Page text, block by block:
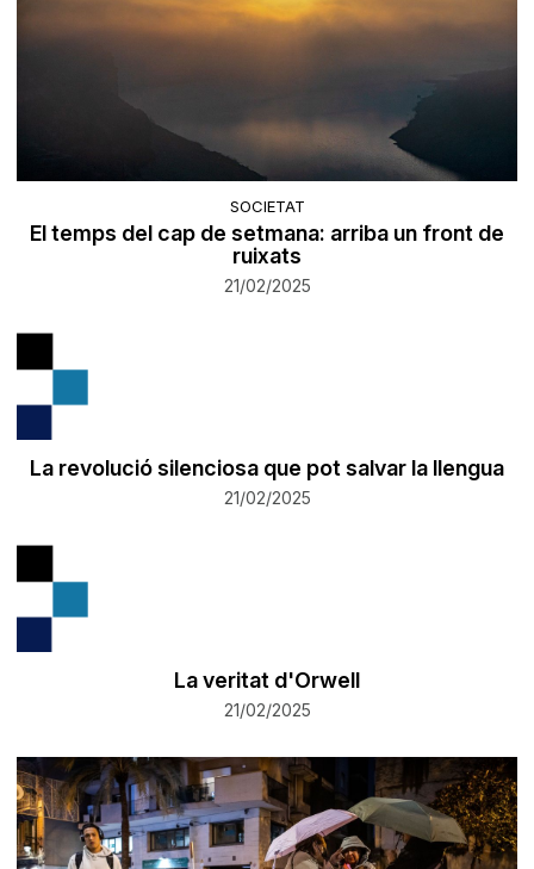
SOCIETAT
El temps del cap de setmana: arriba un front de
ruixats
21/02/2025
La revolució silenciosa que pot salvar la llengua
21/02/2025
La veritat d'Orwell
21/02/2025